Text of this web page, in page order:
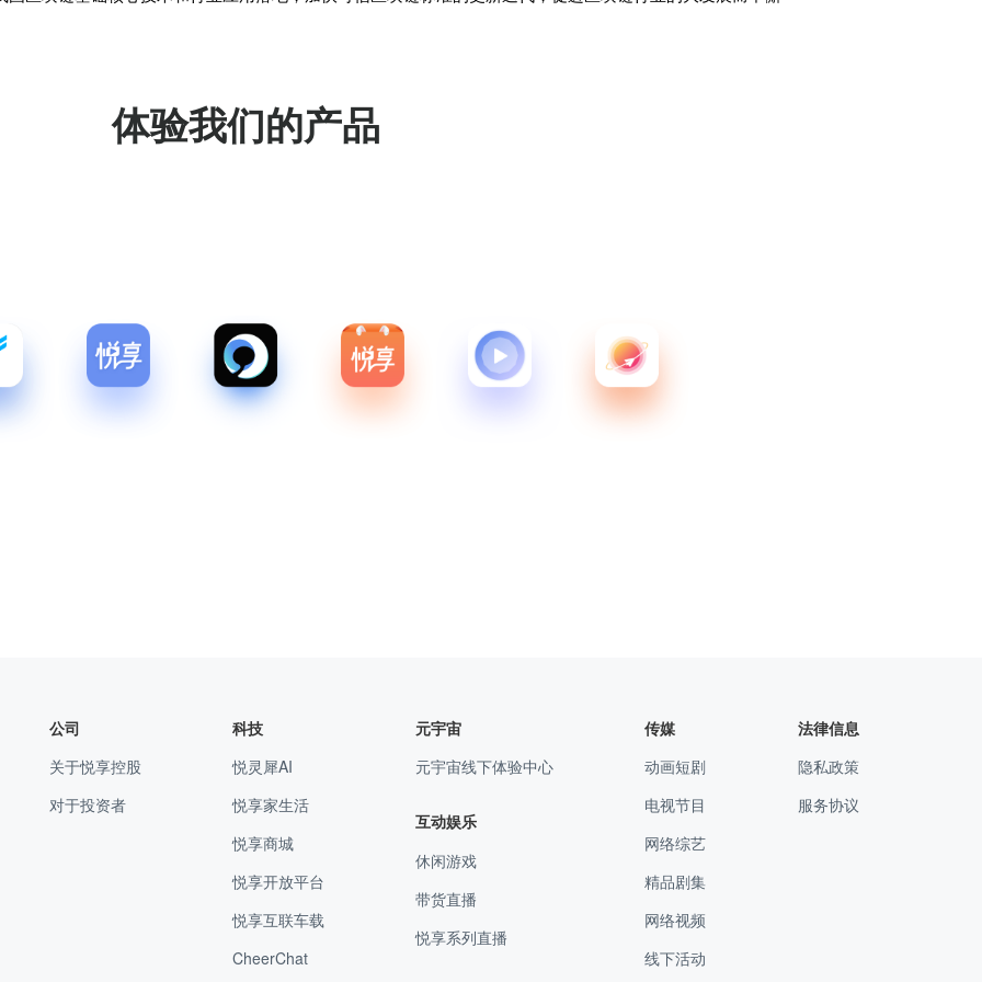
体验我们的产品
公司
关于悦享控股
对于投资者
科技
悦灵犀AI
悦享家生活
悦享商城
悦享开放平台
悦享互联车载
CheerChat
元宇宙
元宇宙线下体验中心
互动娱乐
休闲游戏
带货直播
悦享系列直播
传媒
动画短剧
电视节目
网络综艺
精品剧集
网络视频
线下活动
法律信息
隐私政策
服务协议